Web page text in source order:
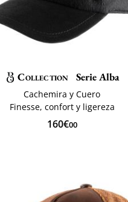
Collection Serie Alba
Cachemira y Cuero
Finesse, confort y ligereza
160€00